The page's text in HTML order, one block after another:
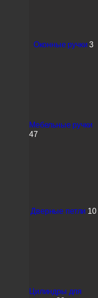
Оконные ручки 3
Мебельные ручки
47
Дверные петли 10
Цилиндры для